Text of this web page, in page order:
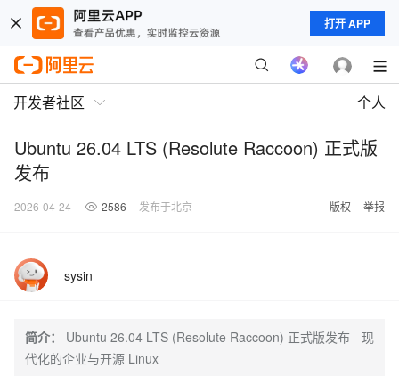
打开 APP
开发者社区 个人
Ubuntu 26.04 LTS (Resolute Raccoon) 正式版
发布
2026-04-24 2586 发布于北京 版权 举报
sysin
简介：
Ubuntu 26.04 LTS (Resolute Raccoon) 正式版发布 - 现
代化的企业与开源 Linux